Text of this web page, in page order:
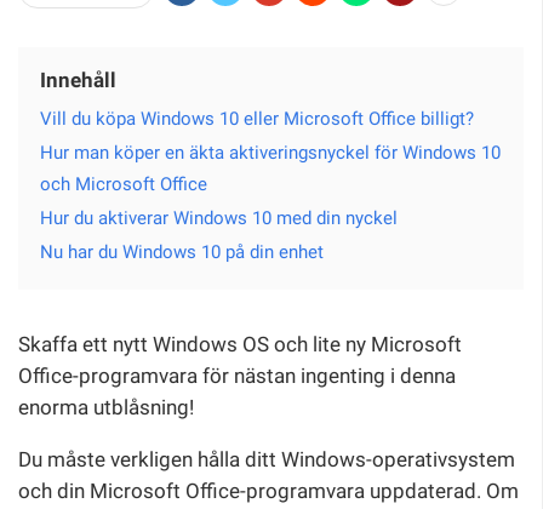
Innehåll
Vill du köpa Windows 10 eller Microsoft Office billigt?
Hur man köper en äkta aktiveringsnyckel för Windows 10
och Microsoft Office
Hur du aktiverar Windows 10 med din nyckel
Nu har du Windows 10 på din enhet
Skaffa ett nytt Windows OS och lite ny Microsoft
Office-programvara för nästan ingenting i denna
enorma utblåsning!
Du måste verkligen hålla ditt Windows-operativsystem
och din Microsoft Office-programvara uppdaterad. Om